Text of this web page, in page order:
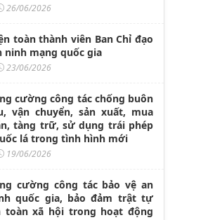
26/06/2026
toàn thành viên Ban Chỉ đạo
ninh mạng quốc gia
23/06/2026
cường công tác chống buôn
vận chuyển, sản xuất, mua
tàng trữ, sử dụng trái phép
lá trong tình hình mới
19/06/2026
cường công tác bảo vệ an
quốc gia, bảo đảm trật tự
toàn xã hội trong hoạt động